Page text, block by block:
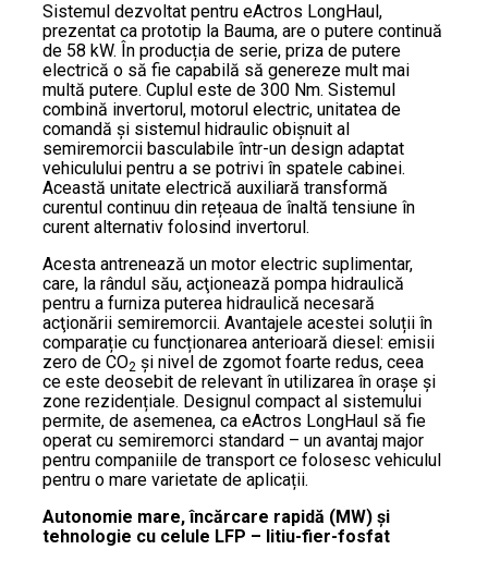
Sistemul dezvoltat pentru eActros LongHaul,
prezentat ca prototip la Bauma, are o putere continuă
de 58 kW. În producția de serie, priza de putere
electrică o să fie capabilă să genereze mult mai
multă putere. Cuplul este de 300 Nm. Sistemul
combină invertorul, motorul electric, unitatea de
comandă și sistemul hidraulic obișnuit al
semiremorcii basculabile într-un design adaptat
vehiculului pentru a se potrivi în spatele cabinei.
Această unitate electrică auxiliară transformă
curentul continuu din rețeaua de înaltă tensiune în
curent alternativ folosind invertorul.
Acesta antrenează un motor electric suplimentar,
care, la rândul său, acţionează pompa hidraulică
pentru a furniza puterea hidraulică necesară
acţionării semiremorcii. Avantajele acestei soluții în
comparație cu funcționarea anterioară diesel: emisii
zero de CO2 și nivel de zgomot foarte redus, ceea
ce este deosebit de relevant în utilizarea în orașe și
zone rezidențiale. Designul compact al sistemului
permite, de asemenea, ca eActros LongHaul să fie
operat cu semiremorci standard – un avantaj major
pentru companiile de transport ce folosesc vehiculul
pentru o mare varietate de aplicații.
Autonomie mare, încărcare rapidă (MW) și
tehnologie cu celule LFP – litiu-fier-fosfat